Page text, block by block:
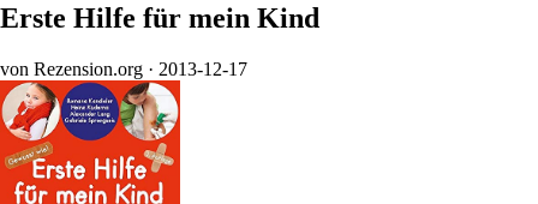
Erste Hilfe für mein Kind
von Rezension.org · 2013-12-17